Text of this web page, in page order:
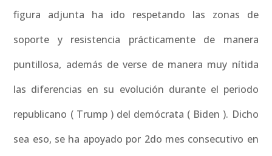
figura adjunta ha ido respetando las zonas de
soporte y resistencia prácticamente de manera
puntillosa, además de verse de manera muy nítida
las diferencias en su evolución durante el periodo
republicano ( Trump ) del demócrata ( Biden ). Dicho
sea eso, se ha apoyado por 2do mes consecutivo en